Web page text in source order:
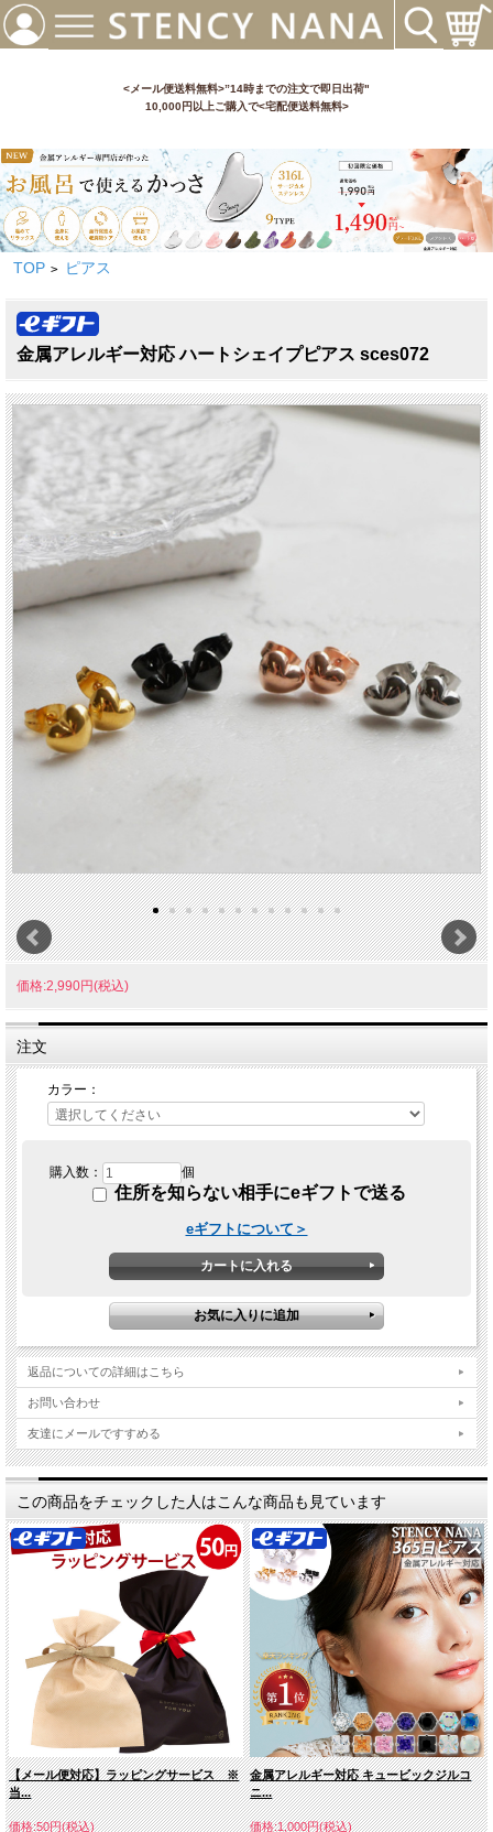
<メール便送料無料>”14時までの注文で即日出荷"
10,000円以上ご購入で<宅配便送料無料>
TOP > ピアス
金属アレルギー対応 ハートシェイプピアス sces072
価格:2,990円(税込)
注文
カラー：
購入数： 個
住所を知らない相手にeギフトで送る
eギフトについて＞
返品についての詳細はこちら
お問い合わせ
友達にメールですすめる
この商品をチェックした人はこんな商品も見ています
【メール便対応】ラッピングサービス ※
当...
価格:50円(税込)
金属アレルギー対応 キュービックジルコ
ニ...
価格:1,000円(税込)